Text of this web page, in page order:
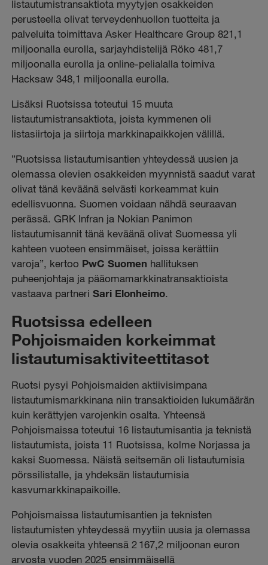
listautumistransaktiota myytyjen osakkeiden
perusteella olivat terveydenhuollon tuotteita ja
palveluita toimittava Asker Healthcare Group 821,1
miljoonalla eurolla, sarjayhdistelijä Röko 481,7
miljoonalla eurolla ja online-pelialalla toimiva
Hacksaw 348,1 miljoonalla eurolla.
Lisäksi Ruotsissa toteutui 15 muuta
listautumistransaktiota, joista kymmenen oli
listasiirtoja ja siirtoja markkinapaikkojen välillä.
”Ruotsissa listautumisantien yhteydessä uusien ja
olemassa olevien osakkeiden myynnistä saadut varat
olivat tänä keväänä selvästi korkeammat kuin
edellisvuonna. Suomen voidaan nähdä seuraavan
perässä. GRK Infran ja Nokian Panimon
listautumisannit tänä keväänä olivat Suomessa yli
kahteen vuoteen ensimmäiset, joissa kerättiin
varoja”, kertoo PwC Suomen hallituksen
puheenjohtaja ja pääomamarkkinatransaktioista
vastaava partneriSari Elonheimo.
Ruotsissa edelleen
Pohjoismaiden korkeimmat
listautumisaktiviteettitasot
Ruotsi pysyi Pohjoismaiden aktiivisimpana
listautumismarkkinana niin transaktioiden lukumäärän
kuin kerättyjen varojenkin osalta. Yhteensä
Pohjoismaissa toteutui 16 listautumisantia ja teknistä
listautumista, joista 11 Ruotsissa, kolme Norjassa ja
kaksi Suomessa. Näistä seitsemän oli listautumisia
pörssilistalle, ja yhdeksän listautumisia
kasvumarkkinapaikoille.
Pohjoismaissa listautumisantien ja teknisten
listautumisten yhteydessä myytiin uusia ja olemassa
olevia osakkeita yhteensä 2 167,2 miljoonan euron
arvosta vuoden 2025 ensimmäisellä